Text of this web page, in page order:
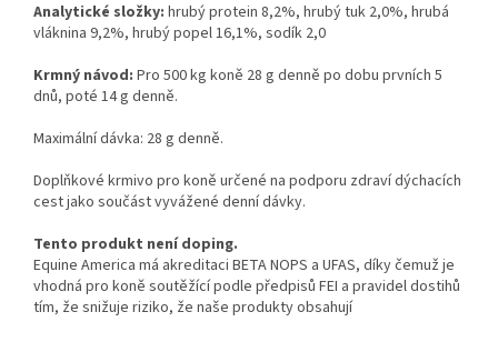
Analytické složky: hrubý protein 8,2%, hrubý tuk 2,0%, hrubá
vláknina 9,2%, hrubý popel 16,1%, sodík 2,0
Krmný návod: Pro 500 kg koně 28 g denně po dobu prvních 5
dnů, poté 14 g denně.
Maximální dávka: 28 g denně.
Doplňkové krmivo pro koně určené na podporu zdraví dýchacích
cest jako součást vyvážené denní dávky.
Tento produkt není doping.
Equine America má akreditaci BETA NOPS a UFAS, díky čemuž je
vhodná pro koně soutěžící podle předpisů FEI a pravidel dostihů
tím, že snižuje riziko, že naše produkty obsahují